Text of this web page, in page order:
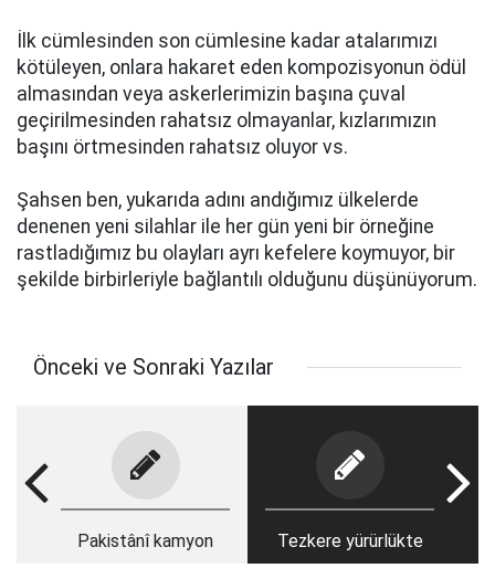
İlk cümlesinden son cümlesine kadar atalarımızı
kötüleyen, onlara hakaret eden kompozisyonun ödül
almasından veya askerlerimizin başına çuval
geçirilmesinden rahatsız olmayanlar, kızlarımızın
başını örtmesinden rahatsız oluyor vs.
Şahsen ben, yukarıda adını andığımız ülkelerde
denenen yeni silahlar ile her gün yeni bir örneğine
rastladığımız bu olayları ayrı kefelere koymuyor, bir
şekilde birbirleriyle bağlantılı olduğunu düşünüyorum.
Önceki ve Sonraki Yazılar
Pakistânî kamyon Tezkere yürürlükte